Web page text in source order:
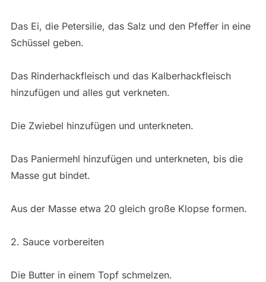
Das Ei, die Petersilie, das Salz und den Pfeffer in eine
Schüssel geben.
Das Rinderhackfleisch und das Kalberhackfleisch
hinzufügen und alles gut verkneten.
Die Zwiebel hinzufügen und unterkneten.
Das Paniermehl hinzufügen und unterkneten, bis die
Masse gut bindet.
Aus der Masse etwa 20 gleich große Klopse formen.
2. Sauce vorbereiten
Die Butter in einem Topf schmelzen.